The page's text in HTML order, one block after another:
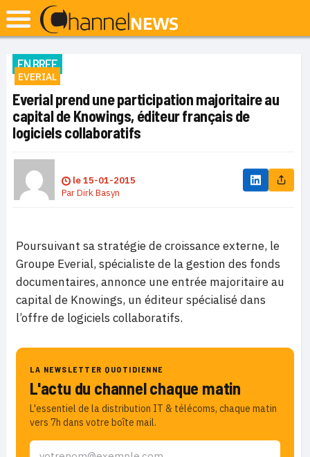
EN BREF
EVERIAL
Everial prend une participation majoritaire au
capital de Knowings, éditeur français de
logiciels collaboratifs
le15-01-2015
ParDirk Basyn
Poursuivant sa stratégie de croissance externe, le
Groupe Everial, spécialiste de la gestion des fonds
documentaires, annonce une entrée majoritaire au
capital de Knowings, un éditeur spécialisé dans
l’offre de logiciels collaboratifs.
LA NEWSLETTER QUOTIDIENNE
L'actu du channel chaque matin
L'essentiel de la distribution IT & télécoms, chaque matin
vers 7h dans votre boîte mail.